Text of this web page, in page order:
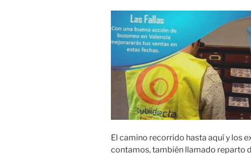
El camino recorrido hasta aquí y los
contamos, también llamado reparto